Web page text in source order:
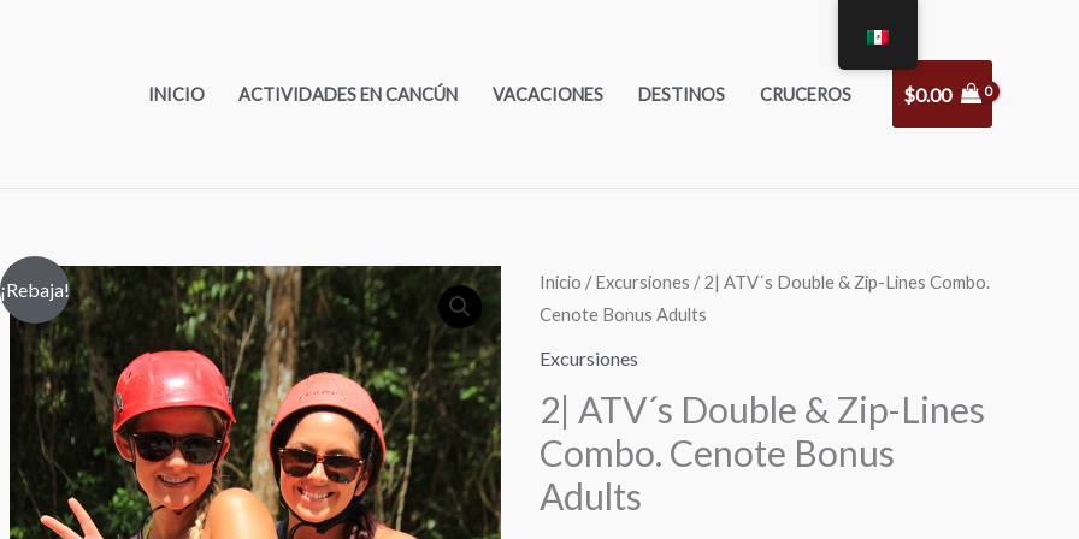
INICIO ACTIVIDADES EN CANCÚN VACACIONES DESTINOS CRUCEROS $0.00
¡Rebaja! Inicio /Excursiones / 2| ATV´s Double & Zip-Lines Combo.
Cenote Bonus Adults
Excursiones
2| ATV´s Double & Zip-Lines
Combo. Cenote Bonus
Adults
Original
was:
$109.00.
Current
is:
$74.00.
2|
ATV
´s
&
Zip-
Lines